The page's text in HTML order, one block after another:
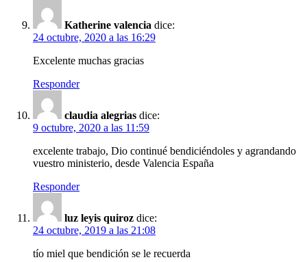
Katherine valencia dice:
24 octubre, 2020 a las 16:29
Excelente muchas gracias
Responder
claudia alegrias dice:
9 octubre, 2020 a las 11:59
excelente trabajo, Dio continué bendiciéndoles y agrandando
vuestro ministerio, desde Valencia España
Responder
luz leyis quiroz dice:
24 octubre, 2019 a las 21:08
tío miel que bendición se le recuerda